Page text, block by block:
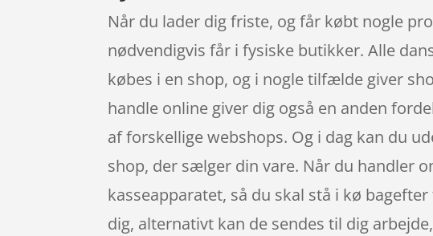
Når du lader dig friste, og får købt nogle
nødvendigvis får i fysiske butikker. Alle
købes i en shop, og i nogle tilfælde giver
handle online giver dig også en anden
af forskellige webshops. Og i dag kan du
shop, der sælger din vare. Når du handler
kasseapparatet, så du skal stå i kø
dig, alternativt kan de sendes til dig